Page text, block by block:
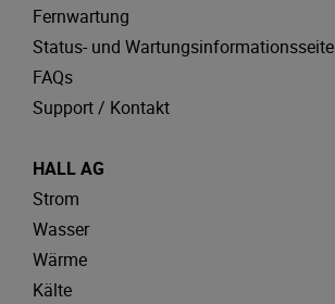
Fernwartung
Status- und Wartungsinformationsseite
FAQs
Support / Kontakt
HALL AG
Strom
Wasser
Wärme
Kälte